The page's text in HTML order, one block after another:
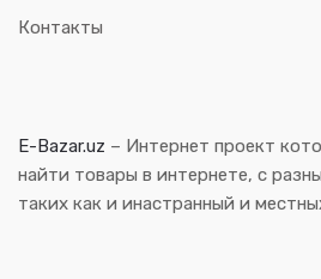
Контакты
E-Bazar.uz – Интернет проект
найти товары в интернете, с
таких как и инастранный и